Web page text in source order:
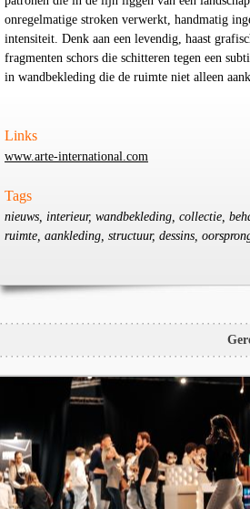
onregelmatige stroken verwerkt, handmatig
intensiteit. Denk aan een levendig, haast
fragmenten schors die schitteren tegen een
in wandbekleding die de ruimte niet alleen
Links
www.arte-international.com
Tags
nieuws, interieur, wandbekleding, collectie,
ruimte, aankleding, structuur, dessins,